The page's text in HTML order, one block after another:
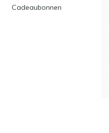
Cadeaubonnen